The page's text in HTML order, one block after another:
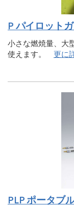
P パイロット
小さな燃焼量、大
使えます。 更に
PLP ポータブ